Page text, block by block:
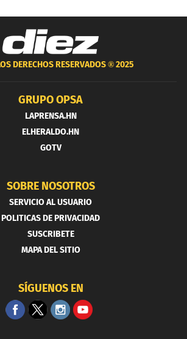
DERECHOS RESERVADOS ®2025
GRUPO OPSA
LAPRENSA.HN
ELHERALDO.HN
GOTV
SOBRE NOSOTROS
SERVICIO AL USUARIO
POLITICAS DE PRIVACIDAD
SUSCRIBETE
MAPA DEL SITIO
SÍGUENOS EN